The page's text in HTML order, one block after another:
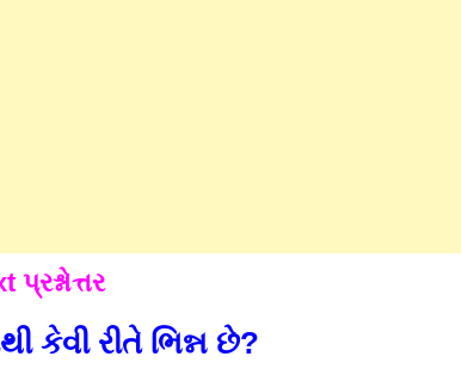
પ્રશ્નોત્તર
કેવી રીતે ભિન્ન છે?